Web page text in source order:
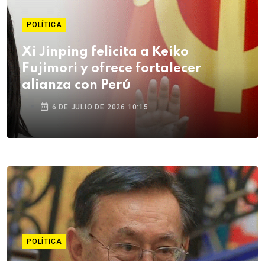
POLÍTICA
Xi Jinping felicita a Keiko
Fujimori y ofrece fortalecer
alianza con Perú
6 DE JULIO DE 2026 10:15
POLÍTICA